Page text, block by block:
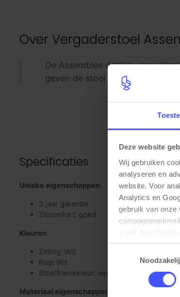
Deze website
Wij gebruiken
analyseren en
website. Voor
Analytics en
gebruik van onze
elk moment
Over Vergaderstoel
De Assemblee design
geven de stoel een luxe
Specificaties
Unieke eigenschappen
3 jaar garantie
Zitcomfort: goed
Kleuren
Zitting: Wit
Rug: Wit
Stoelframekleur: verchroomd
Materiaal eigenschappen